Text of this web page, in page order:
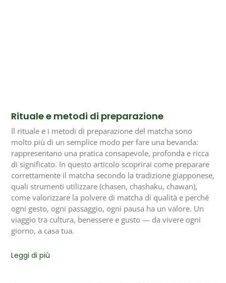
Rituale e metodi di preparazione
Il rituale e i metodi di preparazione del matcha sono
molto più di un semplice modo per fare una bevanda:
rappresentano una pratica consapevole, profonda e ricca
di significato. In questo articolo scoprirai come preparare
correttamente il matcha secondo la tradizione giapponese,
quali strumenti utilizzare (chasen, chashaku, chawan),
come valorizzare la polvere di matcha di qualità e perché
ogni gesto, ogni passaggio, ogni pausa ha un valore. Un
viaggio tra cultura, benessere e gusto — da vivere ogni
giorno, a casa tua.
Leggi di più